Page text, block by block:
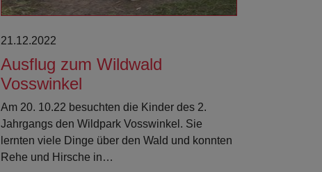
21.12.2022
Ausflug zum Wildwald
Vosswinkel
Am 20. 10.22 besuchten die Kinder des 2.
Jahrgangs den Wildpark Vosswinkel. Sie
lernten viele Dinge über den Wald und konnten
Rehe und Hirsche in…